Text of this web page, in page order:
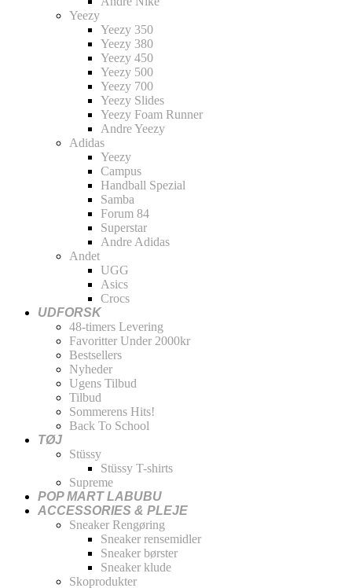
Yeezy
Yeezy 350
Yeezy 380
Yeezy 450
Yeezy 500
Yeezy 700
Yeezy Slides
Yeezy Foam Runner
Andre Yeezy
Adidas
Yeezy
Campus
Handball Spezial
Samba
Forum 84
Superstar
Andre Adidas
Andet
UGG
Asics
Crocs
UDFORSK
48-timers Levering
Favoritter Under 2000kr
Bestsellers
Nyheder
Ugens Tilbud
Tilbud
Sommerens Hits!
Back To School
TØJ
Stüssy
Stüssy T-shirts
Supreme
POP MART LABUBU
ACCESSORIES & PLEJE
Sneaker Rengøring
Sneaker rensemidler
Sneaker børster
Sneaker klude
Skoprodukter